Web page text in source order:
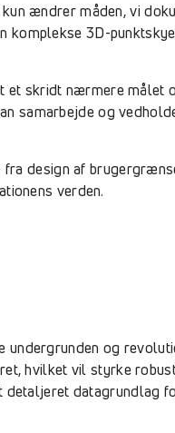
ændrer måden, vi
komplekse 3D-
skridt nærmere målet
samarbejde og
fra design af
verden.
og
hvilket vil styrke
detaljeret datagrundlag